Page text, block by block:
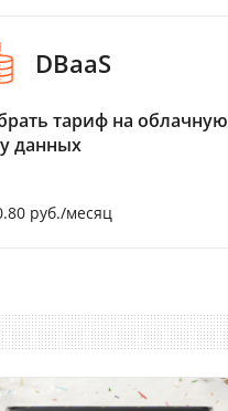
DBaaS
тариф на облачную
данных
руб./месяц